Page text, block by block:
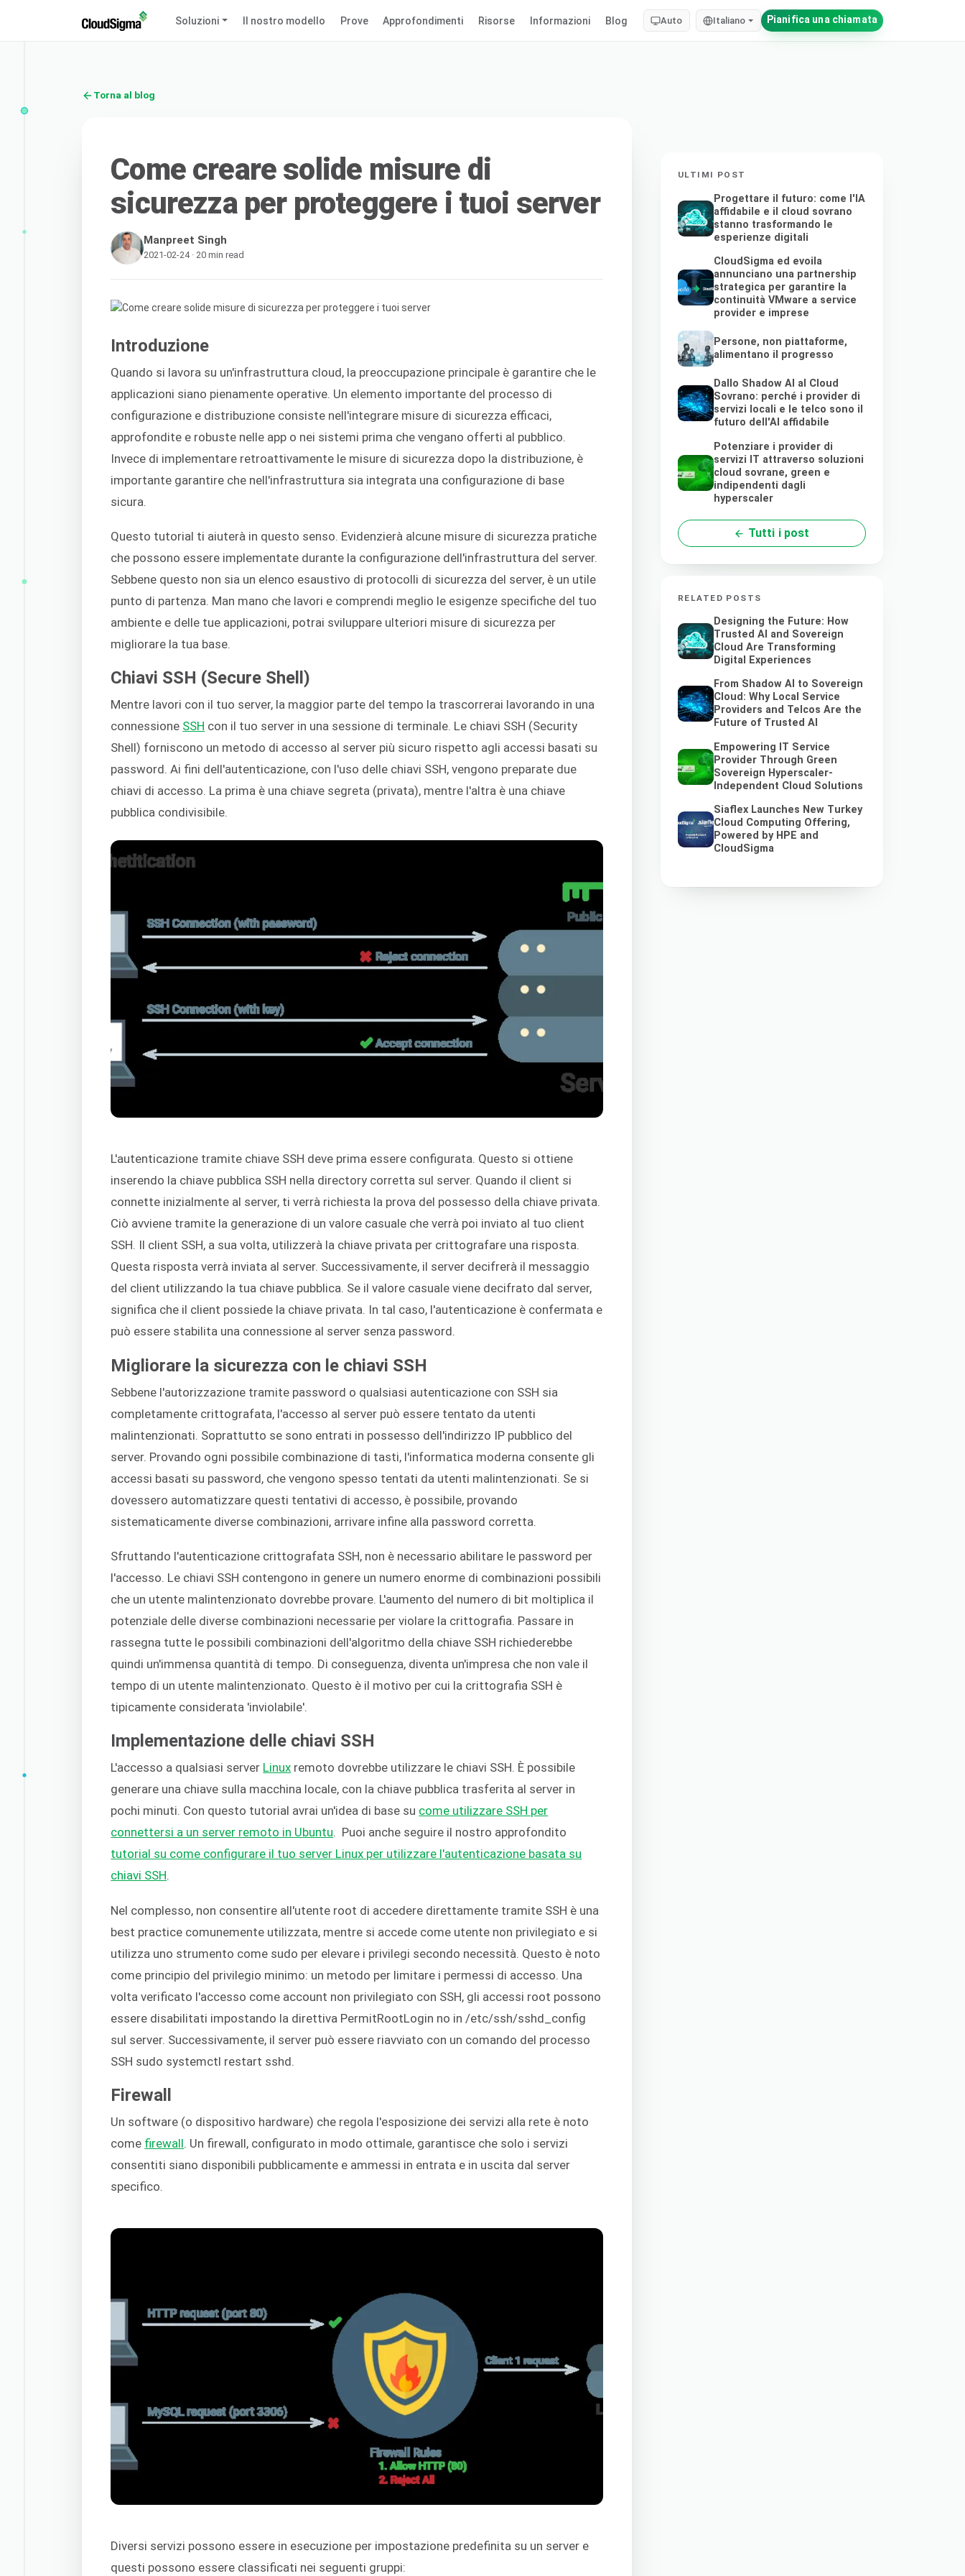
Soluzioni Il nostro modello Prove Approfondimenti Risorse Informazioni Blog Auto Italiano Pianifica una chiamata
Torna al blog
Come creare solide misure di
sicurezza per proteggere i tuoi server
Manpreet Singh
2021-02-24 · 20 min read
Introduzione
Quando si lavora su un'infrastruttura cloud, la preoccupazione principale è garantire che le
applicazioni siano pienamente operative. Un elemento importante del processo di
configurazione e distribuzione consiste nell'integrare misure di sicurezza efficaci,
approfondite e robuste nelle app o nei sistemi prima che vengano offerti al pubblico.
Invece di implementare retroattivamente le misure di sicurezza dopo la distribuzione, è
importante garantire che nell'infrastruttura sia integrata una configurazione di base
sicura.
Questo tutorial ti aiuterà in questo senso. Evidenzierà alcune misure di sicurezza pratiche
che possono essere implementate durante la configurazione dell'infrastruttura del server.
Sebbene questo non sia un elenco esaustivo di protocolli di sicurezza del server, è un utile
punto di partenza. Man mano che lavori e comprendi meglio le esigenze specifiche del tuo
ambiente e delle tue applicazioni, potrai sviluppare ulteriori misure di sicurezza per
migliorare la tua base.
Chiavi SSH (Secure Shell)
Mentre lavori con il tuo server, la maggior parte del tempo la trascorrerai lavorando in una
connessione SSH con il tuo server in una sessione di terminale. Le chiavi SSH (Security
Shell) forniscono un metodo di accesso al server più sicuro rispetto agli accessi basati su
password. Ai fini dell'autenticazione, con l'uso delle chiavi SSH, vengono preparate due
chiavi di accesso. La prima è una chiave segreta (privata), mentre l'altra è una chiave
pubblica condivisibile.
L'autenticazione tramite chiave SSH deve prima essere configurata. Questo si ottiene
inserendo la chiave pubblica SSH nella directory corretta sul server. Quando il client si
connette inizialmente al server, ti verrà richiesta la prova del possesso della chiave privata.
Ciò avviene tramite la generazione di un valore casuale che verrà poi inviato al tuo client
SSH. Il client SSH, a sua volta, utilizzerà la chiave privata per crittografare una risposta.
Questa risposta verrà inviata al server. Successivamente, il server decifrerà il messaggio
del client utilizzando la tua chiave pubblica. Se il valore casuale viene decifrato dal server,
significa che il client possiede la chiave privata. In tal caso, l'autenticazione è confermata e
può essere stabilita una connessione al server senza password.
Migliorare la sicurezza con le chiavi SSH
Sebbene l'autorizzazione tramite password o qualsiasi autenticazione con SSH sia
completamente crittografata, l'accesso al server può essere tentato da utenti
malintenzionati. Soprattutto se sono entrati in possesso dell'indirizzo IP pubblico del
server. Provando ogni possibile combinazione di tasti, l'informatica moderna consente gli
accessi basati su password, che vengono spesso tentati da utenti malintenzionati. Se si
dovessero automatizzare questi tentativi di accesso, è possibile, provando
sistematicamente diverse combinazioni, arrivare infine alla password corretta.
Sfruttando l'autenticazione crittografata SSH, non è necessario abilitare le password per
l'accesso. Le chiavi SSH contengono in genere un numero enorme di combinazioni possibili
che un utente malintenzionato dovrebbe provare. L'aumento del numero di bit moltiplica il
potenziale delle diverse combinazioni necessarie per violare la crittografia. Passare in
rassegna tutte le possibili combinazioni dell'algoritmo della chiave SSH richiederebbe
quindi un'immensa quantità di tempo. Di conseguenza, diventa un'impresa che non vale il
tempo di un utente malintenzionato. Questo è il motivo per cui la crittografia SSH è
tipicamente considerata 'inviolabile'.
Implementazione delle chiavi SSH
L'accesso a qualsiasi server Linux remoto dovrebbe utilizzare le chiavi SSH. È possibile
generare una chiave sulla macchina locale, con la chiave pubblica trasferita al server in
pochi minuti. Con questo tutorial avrai un'idea di base su come utilizzare SSH per
connettersi a un server remoto in Ubuntu. Puoi anche seguire il nostro approfondito
tutorial su come configurare il tuo server Linux per utilizzare l'autenticazione basata su
chiavi SSH.
Nel complesso, non consentire all'utente root di accedere direttamente tramite SSH è una
best practice comunemente utilizzata, mentre si accede come utente non privilegiato e si
utilizza uno strumento come sudo per elevare i privilegi secondo necessità. Questo è noto
come principio del privilegio minimo: un metodo per limitare i permessi di accesso. Una
volta verificato l'accesso come account non privilegiato con SSH, gli accessi root possono
essere disabilitati impostando la direttiva PermitRootLogin no in /etc/ssh/sshd_config
sul server. Successivamente, il server può essere riavviato con un comando del processo
SSH sudo systemctl restart sshd.
Firewall
Un software (o dispositivo hardware) che regola l'esposizione dei servizi alla rete è noto
come firewall. Un firewall, configurato in modo ottimale, garantisce che solo i servizi
consentiti siano disponibili pubblicamente e ammessi in entrata e in uscita dal server
specifico.
Diversi servizi possono essere in esecuzione per impostazione predefinita su un server e
questi possono essere classificati nei seguenti gruppi:
ULTIMI POST
Progettare il futuro: come l'IA
affidabile e il cloud sovrano
stanno trasformando le
esperienze digitali
CloudSigma ed evoila
annunciano una partnership
strategica per garantire la
continuità VMware a service
provider e imprese
Persone, non piattaforme,
alimentano il progresso
Dallo Shadow AI al Cloud
Sovrano: perché i provider di
servizi locali e le telco sono il
futuro dell'AI affidabile
Potenziare i provider di
servizi IT attraverso soluzioni
cloud sovrane, green e
indipendenti dagli
hyperscaler
Tutti i post
RELATED POSTS
Designing the Future: How
Trusted AI and Sovereign
Cloud Are Transforming
Digital Experiences
From Shadow AI to Sovereign
Cloud: Why Local Service
Providers and Telcos Are the
Future of Trusted AI
Empowering IT Service
Provider Through Green
Sovereign Hyperscaler-
Independent Cloud Solutions
Siaflex Launches New Turkey
Cloud Computing Offering,
Powered by HPE and
CloudSigma